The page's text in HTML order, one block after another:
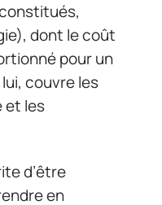
dont le coût
pour un
couvre les
et les
d’être
en